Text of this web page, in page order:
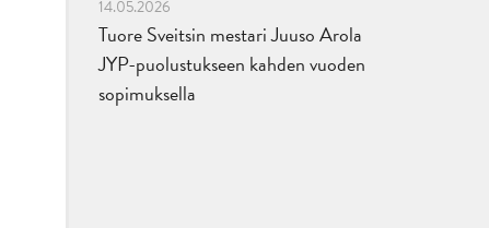
14.05.2026
Tuore Sveitsin mestari Juuso Arola
JYP-puolustukseen kahden vuoden
sopimuksella